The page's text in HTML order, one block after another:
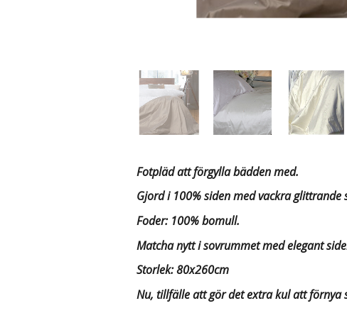
Fotpläd att förgylla bädden med.
Gjord i 100% siden med vackra
Foder: 100% bomull.
Matcha nytt i sovrummet med elegant
Storlek: 80x260cm
Nu, tillfälle att gör det extra kul att förnya